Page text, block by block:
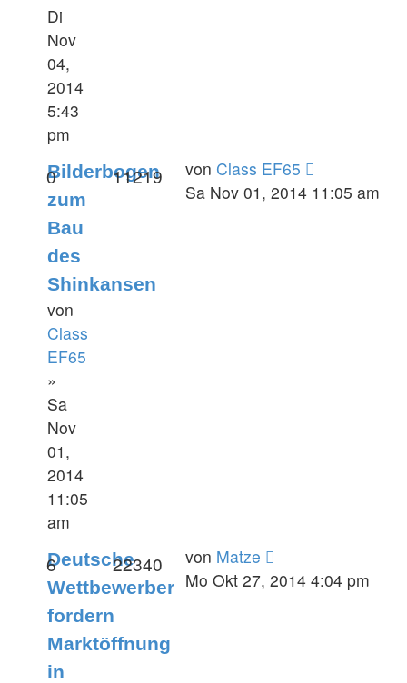
Di
Nov
04,
2014
5:43
pm
Bilderbogen
zum
Bau
des
Shinkansen
von
Class
EF65
»
Sa
Nov
01,
2014
11:05
am
0 11219 von Class EF65
Sa Nov 01, 2014 11:05 am
Deutsche
Wettbewerber
fordern
Marktöffnung
in
6 22340 von Matze
Mo Okt 27, 2014 4:04 pm